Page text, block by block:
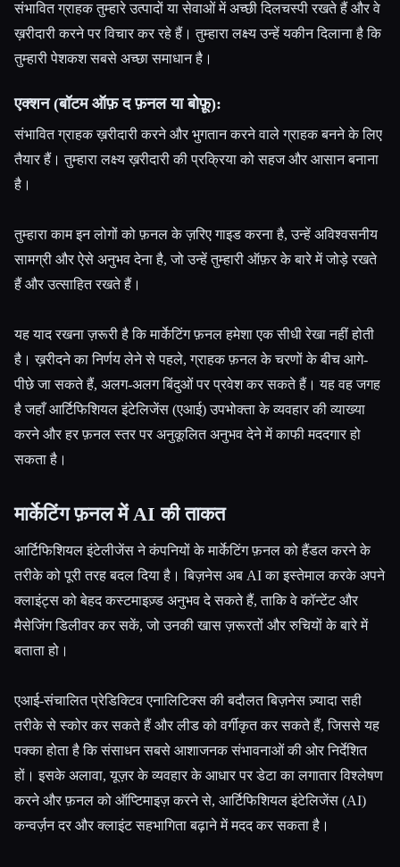
संभावित ग्राहक तुम्हारे उत्पादों या सेवाओं में अच्छी दिलचस्पी रखते हैं और वे
ख़रीदारी करने पर विचार कर रहे हैं। तुम्हारा लक्ष्य उन्हें यकीन दिलाना है कि
तुम्हारी पेशकश सबसे अच्छा समाधान है।
एक्शन (बॉटम ऑफ़ द फ़नल या बोफ़ू):
संभावित ग्राहक ख़रीदारी करने और भुगतान करने वाले ग्राहक बनने के लिए
तैयार हैं। तुम्हारा लक्ष्य ख़रीदारी की प्रक्रिया को सहज और आसान बनाना
है।
तुम्हारा काम इन लोगों को फ़नल के ज़रिए गाइड करना है, उन्हें अविश्वसनीय
सामग्री और ऐसे अनुभव देना है, जो उन्हें तुम्हारी ऑफ़र के बारे में जोड़े रखते
हैं और उत्साहित रखते हैं।
यह याद रखना ज़रूरी है कि मार्केटिंग फ़नल हमेशा एक सीधी रेखा नहीं होती
है। ख़रीदने का निर्णय लेने से पहले, ग्राहक फ़नल के चरणों के बीच आगे-
पीछे जा सकते हैं, अलग-अलग बिंदुओं पर प्रवेश कर सकते हैं। यह वह जगह
है जहाँ आर्टिफिशियल इंटेलिजेंस (एआई) उपभोक्ता के व्यवहार की व्याख्या
करने और हर फ़नल स्तर पर अनुकूलित अनुभव देने में काफी मददगार हो
सकता है।
मार्केटिंग फ़नल में AI की ताकत
आर्टिफिशियल इंटेलीजेंस ने कंपनियों के मार्केटिंग फ़नल को हैंडल करने के
तरीके को पूरी तरह बदल दिया है। बिज़नेस अब AI का इस्तेमाल करके अपने
क्लाइंट्स को बेहद कस्टमाइज़्ड अनुभव दे सकते हैं, ताकि वे कॉन्टेंट और
मैसेजिंग डिलीवर कर सकें, जो उनकी खास ज़रूरतों और रुचियों के बारे में
बताता हो।
एआई-संचालित प्रेडिक्टिव एनालिटिक्स की बदौलत बिज़नेस ज़्यादा सही
तरीके से स्कोर कर सकते हैं और लीड को वर्गीकृत कर सकते हैं, जिससे यह
पक्का होता है कि संसाधन सबसे आशाजनक संभावनाओं की ओर निर्देशित
हों। इसके अलावा, यूज़र के व्यवहार के आधार पर डेटा का लगातार विश्लेषण
करने और फ़नल को ऑप्टिमाइज़ करने से, आर्टिफिशियल इंटेलिजेंस (AI)
कन्वर्ज़न दर और क्लाइंट सहभागिता बढ़ाने में मदद कर सकता है।